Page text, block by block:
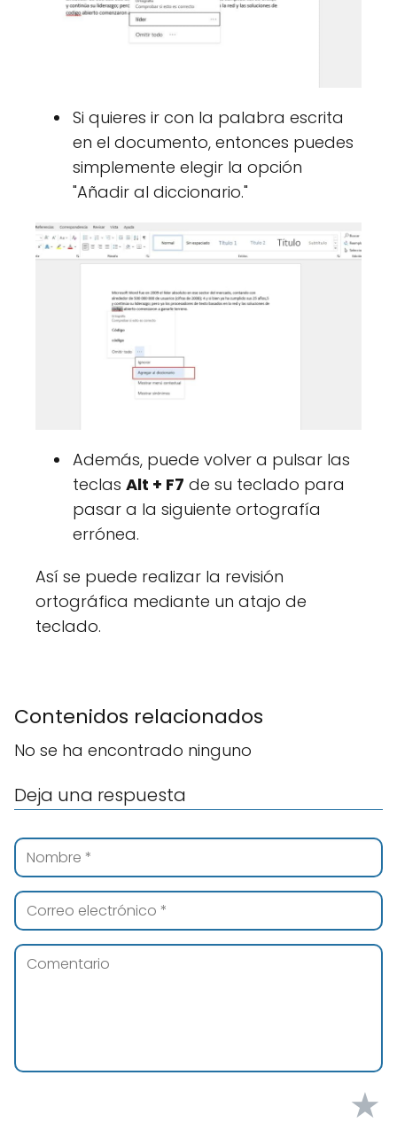
Si quieres ir con la palabra escrita
en el documento, entonces puedes
simplemente elegir la opción
"Añadir al diccionario."
Además, puede volver a pulsar las
teclas Alt + F7 de su teclado para
pasar a la siguiente ortografía
errónea.
Así se puede realizar la revisión
ortográfica mediante un atajo de
teclado.
Contenidos relacionados
No se ha encontrado ninguno
Deja una respuesta
★